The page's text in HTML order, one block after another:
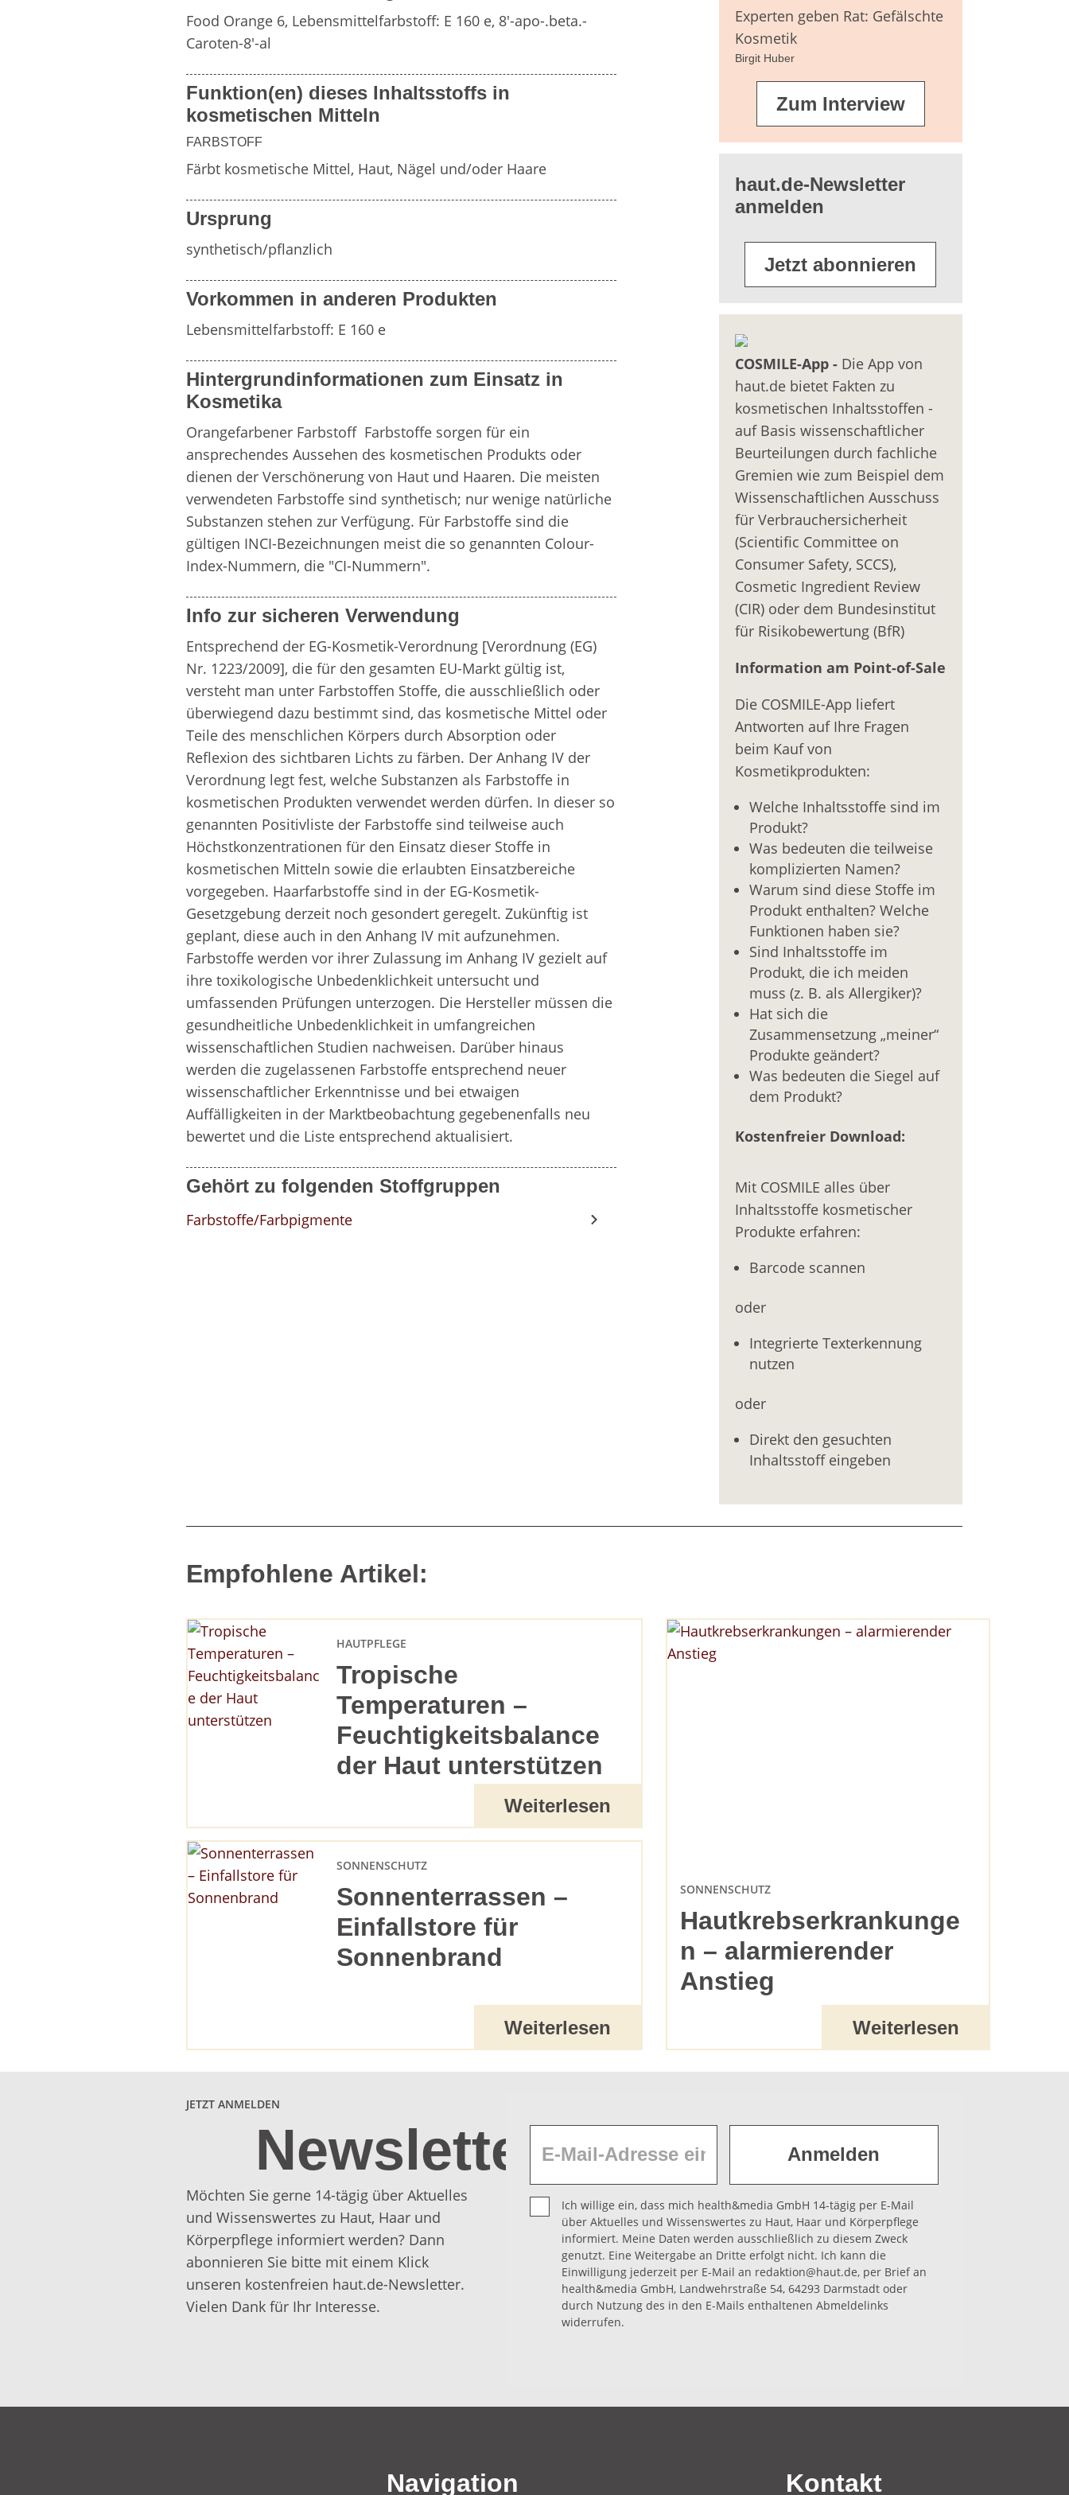
Weitere Inhaltsstoffe
Zahnpflegemitteln
Zahnersatz
Fragen
Duftfamilien Produktsicherheit
Weiterführende
Food Orange 6, Lebensmittelfarbstoff: E 160 e, 8'-apo-.beta.-
Caroten-8'-al
Funktion(en) dieses Inhaltsstoffs in
kosmetischen Mitteln
FARBSTOFF
Färbt kosmetische Mittel, Haut, Nägel und/oder Haare
Ursprung
synthetisch/pflanzlich
Vorkommen in anderen Produkten
Lebensmittelfarbstoff: E 160 e
Hintergrundinformationen zum Einsatz in
Kosmetika
Orangefarbener Farbstoff  Farbstoffe sorgen für ein
ansprechendes Aussehen des kosmetischen Produkts oder
dienen der Verschönerung von Haut und Haaren. Die meisten
verwendeten Farbstoffe sind synthetisch; nur wenige natürliche
Substanzen stehen zur Verfügung. Für Farbstoffe sind die
gültigen INCI-Bezeichnungen meist die so genannten Colour-
Index-Nummern, die "CI-Nummern".
Info zur sicheren Verwendung
Entsprechend der EG-Kosmetik-Verordnung [Verordnung (EG)
Nr. 1223/2009], die für den gesamten EU-Markt gültig ist,
versteht man unter Farbstoffen Stoffe, die ausschließlich oder
überwiegend dazu bestimmt sind, das kosmetische Mittel oder
Teile des menschlichen Körpers durch Absorption oder
Reflexion des sichtbaren Lichts zu färben. Der Anhang IV der
Verordnung legt fest, welche Substanzen als Farbstoffe in
kosmetischen Produkten verwendet werden dürfen. In dieser so
genannten Positivliste der Farbstoffe sind teilweise auch
Höchstkonzentrationen für den Einsatz dieser Stoffe in
kosmetischen Mitteln sowie die erlaubten Einsatzbereiche
vorgegeben. Haarfarbstoffe sind in der EG-Kosmetik-
Gesetzgebung derzeit noch gesondert geregelt. Zukünftig ist
geplant, diese auch in den Anhang IV mit aufzunehmen.
Farbstoffe werden vor ihrer Zulassung im Anhang IV gezielt auf
ihre toxikologische Unbedenklichkeit untersucht und
umfassenden Prüfungen unterzogen. Die Hersteller müssen die
gesundheitliche Unbedenklichkeit in umfangreichen
wissenschaftlichen Studien nachweisen. Darüber hinaus
werden die zugelassenen Farbstoffe entsprechend neuer
wissenschaftlicher Erkenntnisse und bei etwaigen
Auffälligkeiten in der Marktbeobachtung gegebenenfalls neu
bewertet und die Liste entsprechend aktualisiert.
Gehört zu folgenden Stoffgruppen
Farbstoffe/Farbpigmente
Experten geben Rat: Gefälschte
Kosmetik
Birgit Huber
Zum Interview
haut.de-Newsletter
anmelden
Jetzt abonnieren
COSMILE-App - Die App von
haut.de bietet Fakten zu
kosmetischen Inhaltsstoffen -
auf Basis wissenschaftlicher
Beurteilungen durch fachliche
Gremien wie zum Beispiel dem
Wissenschaftlichen Ausschuss
für Verbrauchersicherheit
(Scientific Committee on
Consumer Safety, SCCS),
Cosmetic Ingredient Review
(CIR) oder dem Bundesinstitut
für Risikobewertung (BfR)
Information am Point-of-Sale
Die COSMILE-App liefert
Antworten auf Ihre Fragen
beim Kauf von
Kosmetikprodukten:
Welche Inhaltsstoffe sind im
Produkt?
Was bedeuten die teilweise
komplizierten Namen?
Warum sind diese Stoffe im
Produkt enthalten? Welche
Funktionen haben sie?
Sind Inhaltsstoffe im
Produkt, die ich meiden
muss (z. B. als Allergiker)?
Hat sich die
Zusammensetzung „meiner“
Produkte geändert?
Was bedeuten die Siegel auf
dem Produkt?
Kostenfreier Download:
Mit COSMILE alles über
Inhaltsstoffe kosmetischer
Produkte erfahren:
Barcode scannen
oder
Integrierte Texterkennung
nutzen
oder
Direkt den gesuchten
Inhaltsstoff eingeben
Empfohlene Artikel:
Tropische
Temperaturen –
Feuchtigkeitsbalance
der Haut unterstützen
HAUTPFLEGE
Weiterlesen
Sonnenterrassen –
Einfallstore für
Sonnenbrand
SONNENSCHUTZ
Weiterlesen
Hautkrebserkrankunge
n – alarmierender
Anstieg
SONNENSCHUTZ
Weiterlesen
JETZT ANMELDEN
Newsletter
Möchten Sie gerne 14-tägig über Aktuelles
und Wissenswertes zu Haut, Haar und
Körperpflege informiert werden? Dann
abonnieren Sie bitte mit einem Klick
unseren kostenfreien haut.de-Newsletter.
Vielen Dank für Ihr Interesse.
Ich willige ein, dass mich health&media GmbH 14-tägig per E-Mail
über Aktuelles und Wissenswertes zu Haut, Haar und Körperpflege
informiert. Meine Daten werden ausschließlich zu diesem Zweck
genutzt. Eine Weitergabe an Dritte erfolgt nicht. Ich kann die
Einwilligung jederzeit per E-Mail an redaktion@haut.de, per Brief an
health&media GmbH, Landwehrstraße 54, 64293 Darmstadt oder
durch Nutzung des in den E-Mails enthaltenen Abmeldelinks
widerrufen.
Navigation Kontakt